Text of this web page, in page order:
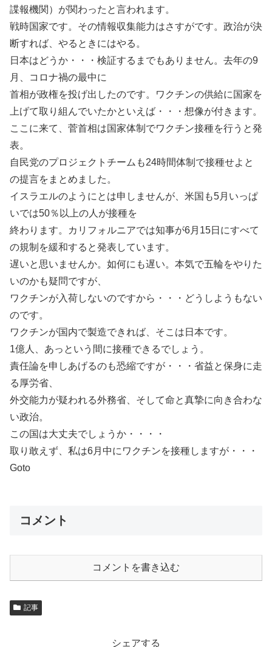
諜報機関）が関わったと言われます。
戦時国家です。その情報収集能力はさすがです。政治が決
断すれば、やるときにはやる。
日本はどうか・・・検証するまでもありません。去年の9
月、コロナ禍の最中に
首相が政権を投げ出したのです。ワクチンの供給に国家を
上げて取り組んでいたかといえば・・・想像が付きます。
ここに来て、菅首相は国家体制でワクチン接種を行うと発
表。
自民党のプロジェクトチームも24時間体制で接種せよと
の提言をまとめました。
イスラエルのようにとは申しませんが、米国も5月いっぱ
いでは50％以上の人が接種を
終わります。カリフォルニアでは知事が6月15日にすべて
の規制を緩和すると発表しています。
遅いと思いませんか。如何にも遅い。本気で五輪をやりた
いのかも疑問ですが、
ワクチンが入荷しないのですから・・・どうしようもない
のです。
ワクチンが国内で製造できれば、そこは日本です。
1億人、あっという間に接種できるでしょう。
責任論を申しあげるのも恐縮ですが・・・省益と保身に走
る厚労省、
外交能力が疑われる外務省、そして命と真摯に向き合わな
い政治。
この国は大丈夫でしょうか・・・・
取り敢えず、私は6月中にワクチンを接種しますが・・・
Goto
コメント
コメントを書き込む
記事
シェアする